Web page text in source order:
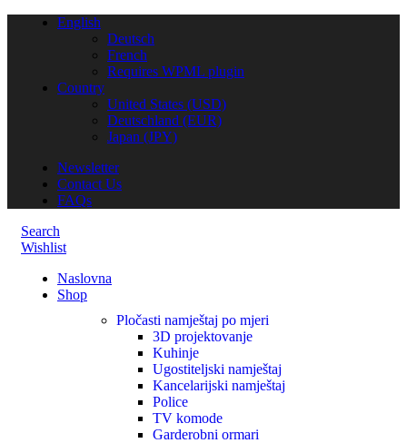
English
Deutsch
French
Requires WPML plugin
Country
United States (USD)
Deutschland (EUR)
Japan (JPY)
Newsletter
Contact Us
FAQs
Search
Wishlist
Naslovna
Shop
Pločasti namještaj po mjeri
3D projektovanje
Kuhinje
Ugostiteljski namještaj
Kancelarijski namještaj
Police
TV komode
Garderobni ormari